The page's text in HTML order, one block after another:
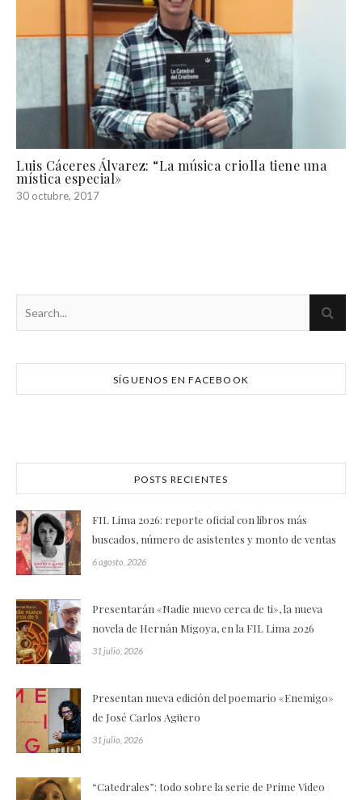
Luis Cáceres Álvarez: “La música criolla tiene una
mística especial»
30 octubre, 2017
SÍGUENOS EN FACEBOOK
POSTS RECIENTES
FIL Lima 2026: reporte oficial con libros más
buscados, número de asistentes y monto de ventas
6 agosto, 2026
Presentarán «Nadie nuevo cerca de ti», la nueva
novela de Hernán Migoya, en la FIL Lima 2026
31 julio, 2026
Presentan nueva edición del poemario «Enemigo»
de José Carlos Agüero
31 julio, 2026
“Catedrales”: todo sobre la serie de Prime Video